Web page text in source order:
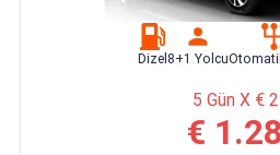
Dizel 8+1 Yolcu
5 Gün X €
€